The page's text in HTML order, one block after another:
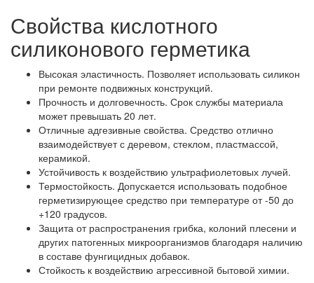
Свойства кислотного
силиконового герметика
Высокая эластичность. Позволяет использовать силикон
при ремонте подвижных конструкций.
Прочность и долговечность. Срок службы материала
может превышать 20 лет.
Отличные адгезивные свойства. Средство отлично
взаимодействует с деревом, стеклом, пластмассой,
керамикой.
Устойчивость к воздействию ультрафиолетовых лучей.
Термостойкость. Допускается использовать подобное
герметизирующее средство при температуре от -50 до
+120 градусов.
Защита от распространения грибка, колоний плесени и
других патогенных микроорганизмов благодаря наличию
в составе фунгицидных добавок.
Стойкость к воздействию агрессивной бытовой химии.